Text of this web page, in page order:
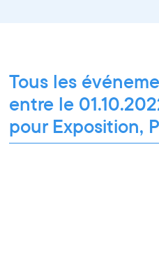
Tous les
entre le
pour Exposition,